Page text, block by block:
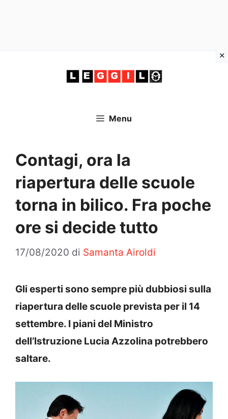
Menu
Contagi, ora la
riapertura delle scuole
torna in bilico. Fra poche
ore si decide tutto
17/08/2020 di Samanta Airoldi
Gli esperti sono sempre più dubbiosi sulla
riapertura delle scuole prevista per il 14
settembre. I piani del Ministro
dell’Istruzione Lucia Azzolina potrebbero
saltare.